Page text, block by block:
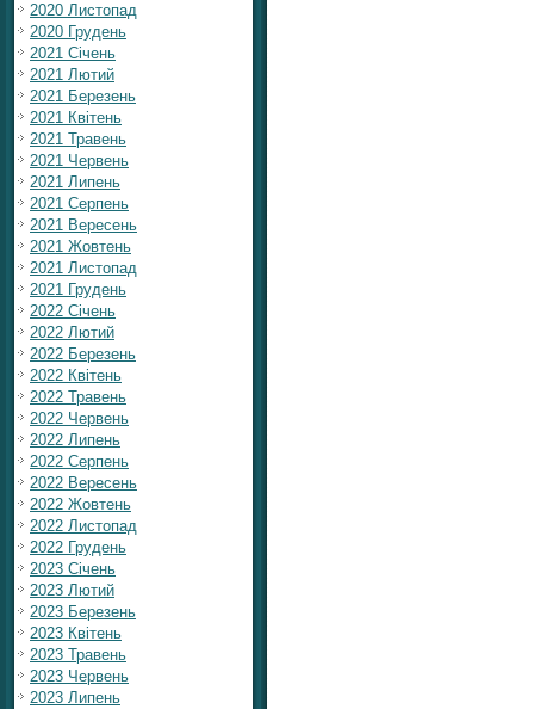
2020 Листопад
2020 Грудень
2021 Січень
2021 Лютий
2021 Березень
2021 Квітень
2021 Травень
2021 Червень
2021 Липень
2021 Серпень
2021 Вересень
2021 Жовтень
2021 Листопад
2021 Грудень
2022 Січень
2022 Лютий
2022 Березень
2022 Квітень
2022 Травень
2022 Червень
2022 Липень
2022 Серпень
2022 Вересень
2022 Жовтень
2022 Листопад
2022 Грудень
2023 Січень
2023 Лютий
2023 Березень
2023 Квітень
2023 Травень
2023 Червень
2023 Липень